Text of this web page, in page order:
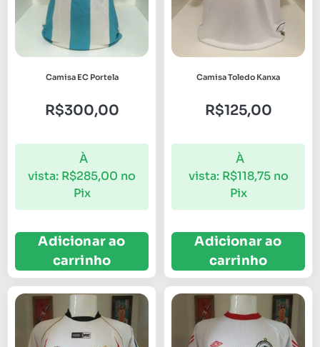
Camisa EC Portela
R$300,00
À
vista: R$285,00 no
Pix
Adicionar ao
carrinho
Camisa Toledo Kanxa
R$125,00
À
vista: R$118,75 no
Pix
Adicionar ao
carrinho